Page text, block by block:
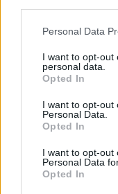
Please note that this
not limited to your
grant or deny
use your data for
consent section.
Personal Data
I want to opt-out
personal data.
Opted In
I want to opt-out
Personal Data.
Opted In
I want to opt-out
Personal Data
Opted In
Continua a